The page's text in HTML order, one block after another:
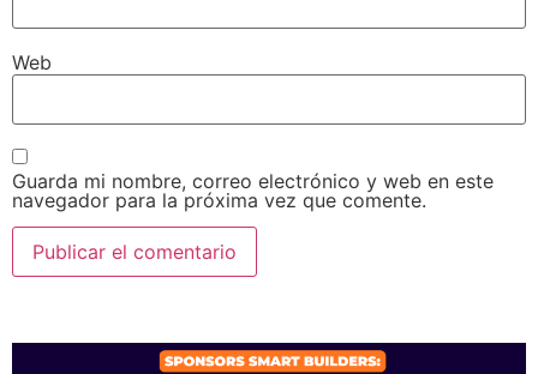
Web
Guarda mi nombre, correo electrónico y web en este
navegador para la próxima vez que comente.